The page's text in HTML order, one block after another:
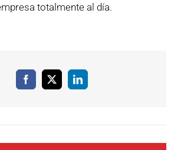
totalmente al día.
Facebook
X LinkedIn